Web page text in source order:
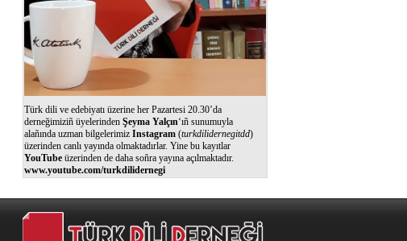
Türk dili ve edebiyatı üzerine her Pazartesi 20.30’da
derneğimiziñ üyelerinden Şeyma Yalçın‘ıñ sunumuyla
alañında uzman bilgelerimiz Instagram (turkdilidernegitdd)
üzerinden canlı yayında olmaktadırlar. Yine bu kayıtlar
YouTube üzerinden de daha soñra yayına açılmaktadır.
www.youtube.com/turkdilidernegi